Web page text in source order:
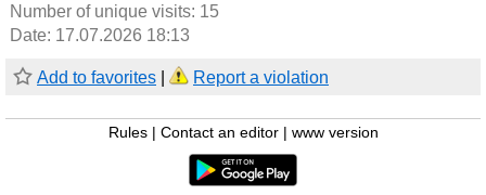
Number of unique visits: 15
Date: 17.07.2026 18:13
Add to favorites Report a violation
Rules Contact an editor www version